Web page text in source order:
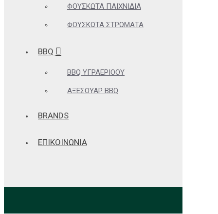
ΦΟΥΣΚΩΤΆ ΠΑΙΧΝΊΔΙΑ
ΦΟΥΣΚΩΤΆ ΣΤΡΏΜΑΤΑ
BBQ
BBQ ΥΓΡΑΕΡΊΟΟΥ
ΑΞΕΣΟΥΆΡ BBQ
BRANDS
ΕΠΙΚΟΙΝΩΝΙΑ